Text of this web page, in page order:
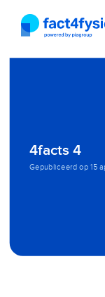
4facts 4
Gepubliceerd op 15